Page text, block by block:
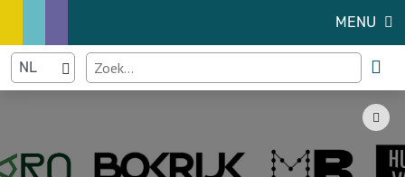
MENU